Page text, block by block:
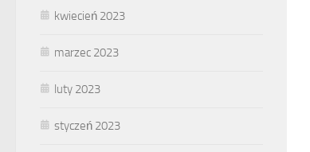
kwiecień 2023
marzec 2023
luty 2023
styczeń 2023